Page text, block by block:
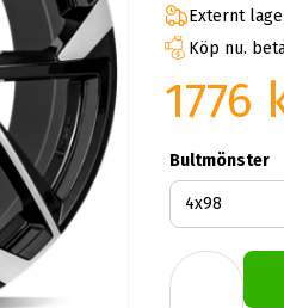
Externt
Köp nu.
1776
Bultmönster